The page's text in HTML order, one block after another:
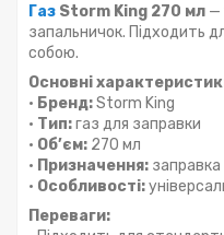
Газ Storm King 270 мл —
запальничок. Підходить
собою.
Основні
• Бренд:Storm King
• Тип:газ для заправки
• Об’єм: 270 мл
• Призначення:
• Особливості:
Переваги: